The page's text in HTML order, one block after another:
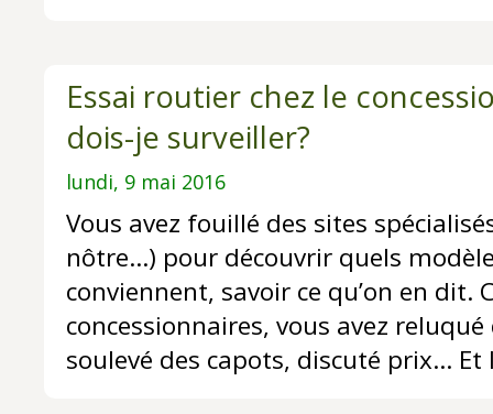
Essai routier chez le
dois-je surveiller?
lundi, 9 mai 2016
Vous avez fouillé des sites
nôtre…) pour découvrir quels
conviennent, savoir ce qu’on en dit.
concessionnaires, vous avez
soulevé des capots, discuté prix... Et